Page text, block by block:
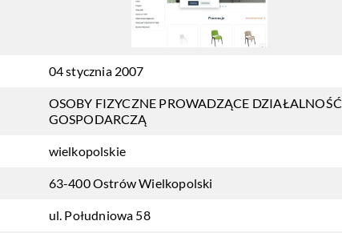
04 stycznia 2007
OSOBY FIZYCZNE PROWADZĄCE DZIAŁALNOŚĆ
GOSPODARCZĄ
wielkopolskie
63-400 Ostrów Wielkopolski
ul. Południowa 58